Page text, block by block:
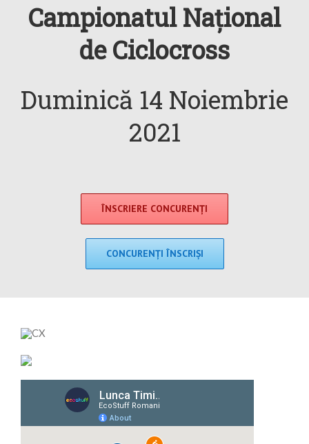
Campionatul Național
de Ciclocross
Duminică 14 Noiembrie
2021
ÎNSCRIERE CONCURENȚI
CONCURENȚI ÎNSCRIȘI